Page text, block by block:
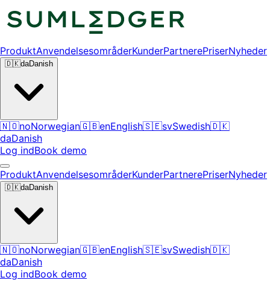
ProduktAnvendelsesområderKunderPartnerePriserNyheder
🇩🇰daDanish
🇳🇴noNorwegian🇬🇧enEnglish🇸🇪svSwedish🇩🇰
daDanish
Log indBook demo
ProduktAnvendelsesområderKunderPartnerePriserNyheder
🇩🇰daDanish
🇳🇴noNorwegian🇬🇧enEnglish🇸🇪svSwedish🇩🇰
daDanish
Log indBook demo